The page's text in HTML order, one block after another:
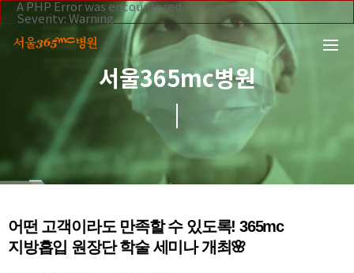
A PHP Error was encountered
Severity: Warning
Message: Invalid argument supplied for foreach()
Filename: _inc/header_body.php
Line Number: 108
/home/suction/public_html/application/views/mobile/
Line: 108
Function: _error_handler
/home/suction/public_html/application/views/mobile/
Line: 295
Function: include
File:
/home/suction/public_html/application/core/
File:
/home/suction/public_html/application/controllers/
Line: 255
Function: view_print
본문 바로가기
서울365mc병원
어떤 고객이라도 만족할 수 있도록! 365mc
지방흡입 원장단 학술 세미나 개최🌸